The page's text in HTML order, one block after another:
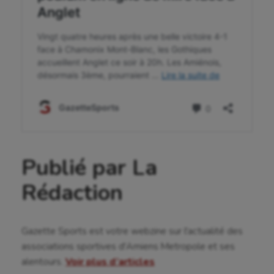
Voile
Wakeboard
Water-polo
Publié par La
Rédaction
Gazette Sports est votre webzine sur l'actualité des
associations sportives d'Amiens Metropole et ses
alentours. Voir plus d’articles